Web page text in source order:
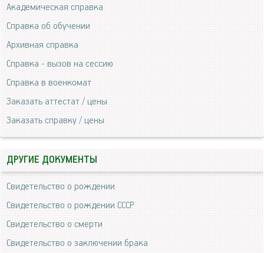
Академическая справка
Справка об обучении
Архивная справка
Справка - вызов на сессию
Справка в военкомат
Заказать аттестат / цены
Заказать справку / цены
ДРУГИЕ ДОКУМЕНТЫ
Свидетельство о рождении
Свидетельство о рождении СССР
Свидетельство о смерти
Свидетельство о заключении брака